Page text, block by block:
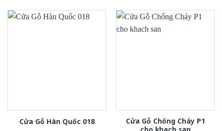
Cửa Gỗ Hàn Quốc 018
Cửa Gỗ Chống Cháy P1